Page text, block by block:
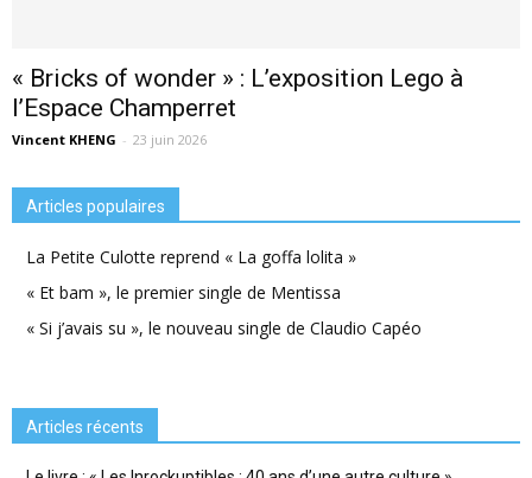
« Bricks of wonder » : L’exposition Lego à
l’Espace Champerret
Vincent KHENG - 23 juin 2026
Articles populaires
La Petite Culotte reprend « La goffa lolita »
« Et bam », le premier single de Mentissa
« Si j’avais su », le nouveau single de Claudio Capéo
Articles récents